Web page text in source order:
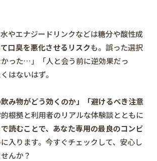
やエナジードリンクなどは糖分や酸性成
口臭を悪化させるリスクも。誤った選択
った…」「人と会う前に逆効果だっ
はないはず。
飲み物がどう効くのか」「避けるべき注意
根拠と利用者のリアルな体験談とともに
読むことで、あなた専用の最良のコンビ
入ります。今すぐチェックして、安心し
んか？